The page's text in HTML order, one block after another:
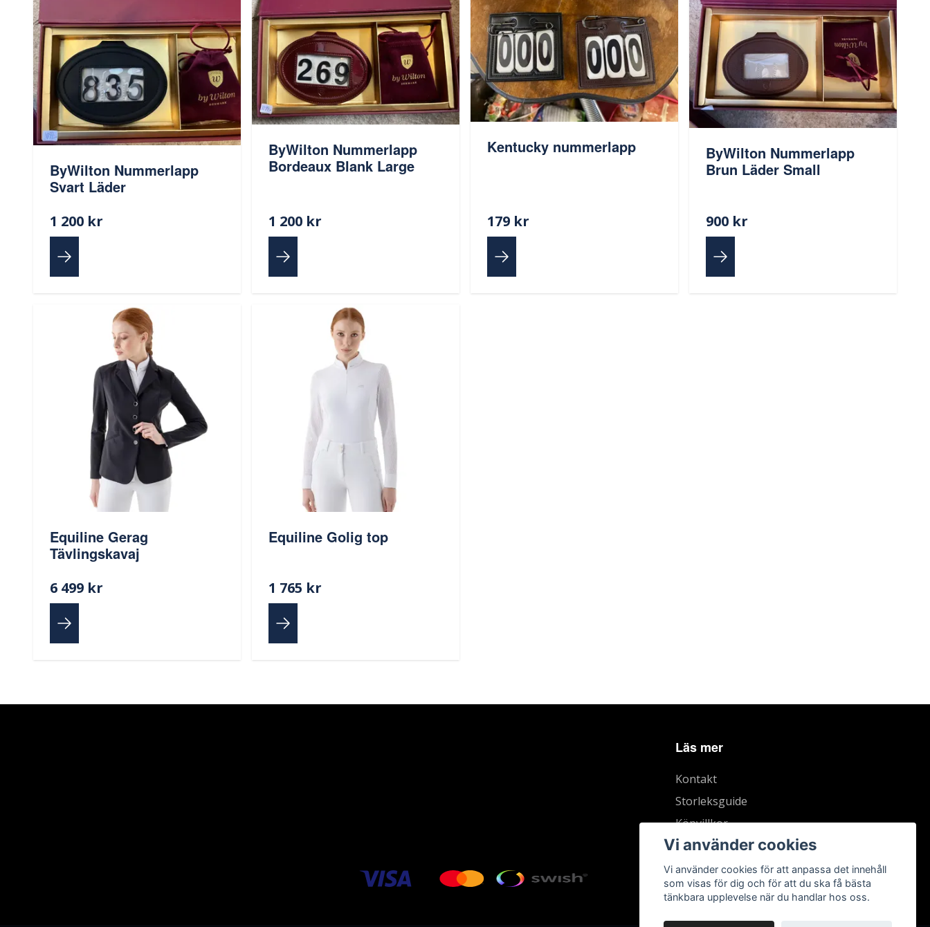
ByWilton Nummerlapp
Svart Läder
1 200 kr
ByWilton Nummerlapp
Bordeaux Blank Large
1 200 kr
Kentucky nummerlapp
179 kr
ByWilton Nummerlapp
Brun Läder Small
900 kr
Equiline Gerag
Tävlingskavaj
6 499 kr
Equiline Golig top
1 765 kr
Läs mer
Kontakt
Storleksguide
Köpvillkor
Vi använder cookies
Vi använder cookies för att anpassa det innehåll
som visas för dig och för att du ska få bästa
tänkbara upplevelse när du handlar hos oss.